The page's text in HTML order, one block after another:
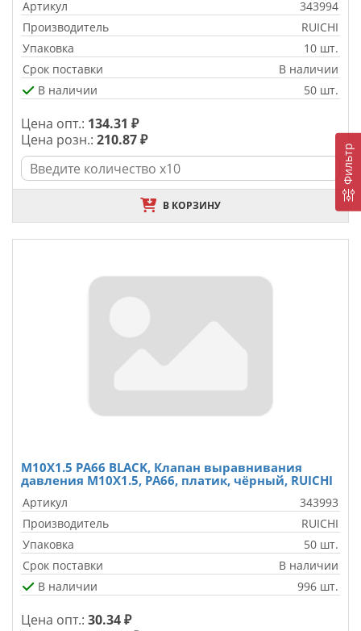
Фильтр
Артикул
343994
Производитель
RUICHI
Упаковка
10 шт.
Срок поставки
В наличии
В наличии
50 шт.
Цена опт.: 134.31 ₽
Цена розн.: 210.87 ₽
В КОРЗИНУ
M10X1.5 PA66 BLACK, Клапан выравнивания
давления M10X1.5, PA66, платик, чёрный, RUICHI
Артикул
343993
Производитель
RUICHI
Упаковка
50 шт.
Срок поставки
В наличии
В наличии
996 шт.
Цена опт.: 30.34 ₽